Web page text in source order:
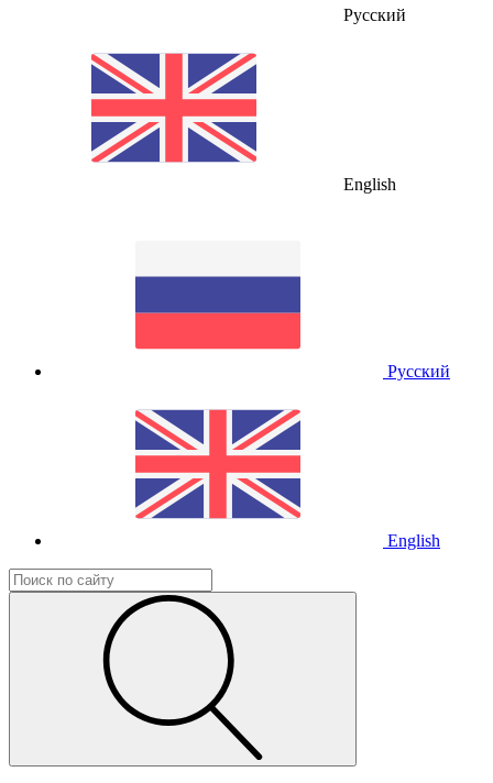
Русский
English
Русский
English